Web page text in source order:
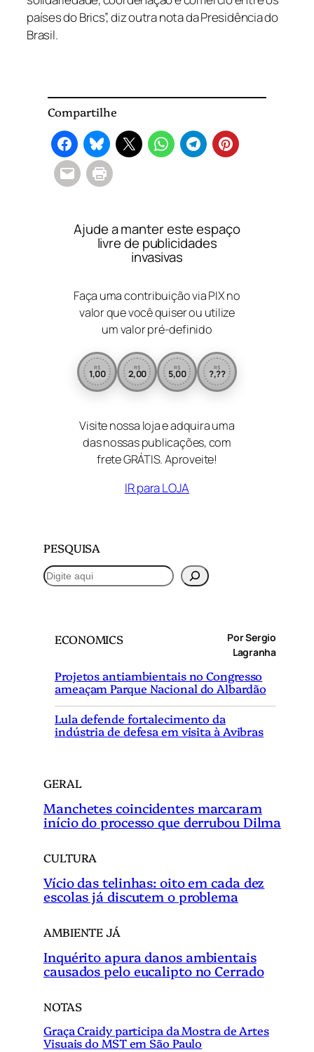
países do Brics”, diz outra nota da Presidência do
Brasil.
Compartilhe
Ajude a manter este espaço
livre de publicidades
invasivas
Faça uma contribuição via PIX no
valor que você quiser ou utilize
um valor pré-definido
R$
1,00
R$
2,00
R$
5,00
R$
?,??
Visite nossa loja e adquira uma
das nossas publicações, com
frete GRÁTIS. Aproveite!
IR para LOJA
PESQUISA
P
e
ECONOMICS
Por Sergio
Lagranha
Projetos antiambientais no Congresso
ameaçam Parque Nacional do Albardão
Lula defende fortalecimento da
indústria de defesa em visita à Avibras
GERAL
Manchetes coincidentes marcaram
início do processo que derrubou Dilma
CULTURA
Vício das telinhas: oito em cada dez
escolas já discutem o problema
AMBIENTE JÁ
Inquérito apura danos ambientais
causados pelo eucalipto no Cerrado
NOTAS
Graça Craidy participa da Mostra de Artes
Visuais do MST em São Paulo